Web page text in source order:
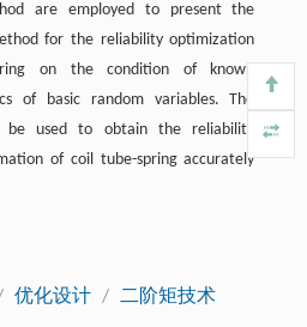
are employed to present the
for the reliability optimization
on the condition of known
of basic random variables. The
be used to obtain the reliability
of coil tube-spring accurately
优化设计 / 二阶矩技术